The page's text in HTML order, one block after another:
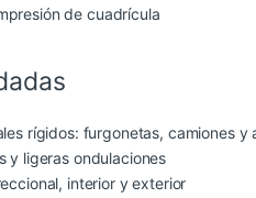
de cuadrícula
rígidos: furgonetas, camiones y
y ligeras ondulaciones
interior y exterior